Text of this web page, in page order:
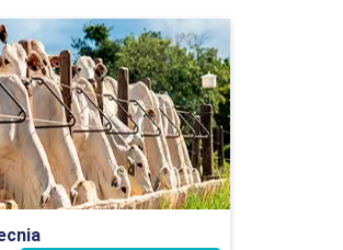
GRÁFICA
90
Zootecnia
Detalhes do curso
Ir para Inscrição